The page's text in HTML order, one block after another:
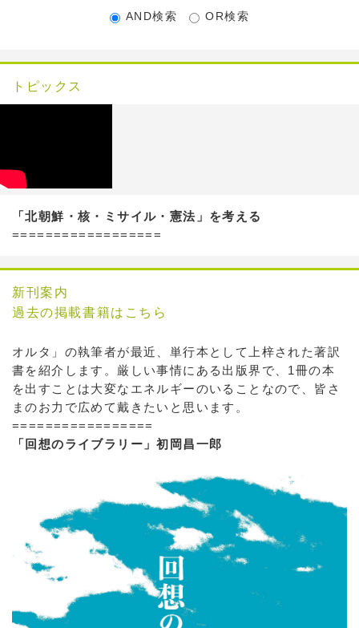
AND検索 OR検索
トピックス
「北朝鮮・核・ミサイル・憲法」を考える
==================
新刊案内
過去の掲載書籍はこちら
オルタ」の執筆者が最近、単行本として上梓された著訳
書を紹介します。厳しい事情にある出版界で、1冊の本
を出すことは大変なエネルギーのいることなので、皆さ
まのお力で広めて戴きたいと思います。
=================
「回想のライブラリー」初岡昌一郎